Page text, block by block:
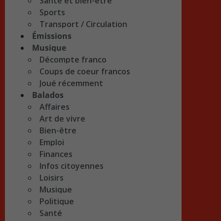
Sports
Transport / Circulation
Émissions
Musique
Décompte franco
Coups de coeur francos
Joué récemment
Balados
Affaires
Art de vivre
Bien-être
Emploi
Finances
Infos citoyennes
Loisirs
Musique
Politique
Santé